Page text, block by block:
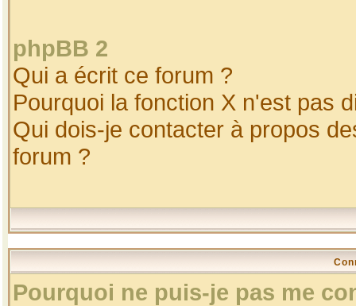
phpBB 2
Qui a écrit ce forum ?
Pourquoi la fonction X n'est pas
Qui dois-je contacter à propos
forum ?
Pourquoi ne puis-je pas me